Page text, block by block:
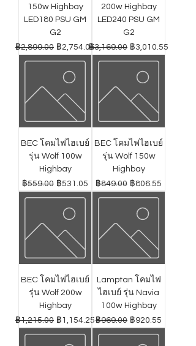
150w Highbay
LED180 PSU GM
G2
ราคาปกติ
฿2,899.00 ราคาขายลด
฿2,754.05
200w Highbay
LED240 PSU GM
G2
ราคาปกติ
฿3,169.00 ราคาขายลด
฿3,010.55
BEC โคมไฟไฮเบย์
รุ่น Wolf 100w
Highbay
ราคาปกติ
฿559.00 ราคาขายลด
฿531.05
BEC โคมไฟไฮเบย์
รุ่น Wolf 150w
Highbay
ราคาปกติ
฿849.00 ราคาขายลด
฿806.55
BEC โคมไฟไฮเบย์
รุ่น Wolf 200w
Highbay
ราคาปกติ
฿1,215.00 ราคาขายลด
฿1,154.25
Lamptan โคมไฟ
ไฮเบย์ รุ่น Navia
100w Highbay
ราคาปกติ
฿969.00 ราคาขายลด
฿920.55